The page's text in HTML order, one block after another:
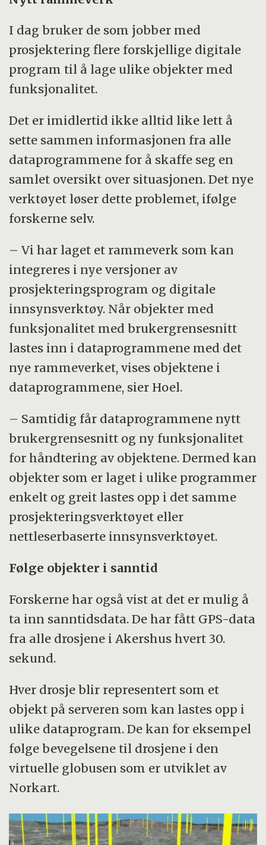
I dag bruker de som jobber med
prosjektering flere forskjellige digitale
program til å lage ulike objekter med
funksjonalitet.
Det er imidlertid ikke alltid like lett å
sette sammen informasjonen fra alle
dataprogrammene for å skaffe seg en
samlet oversikt over situasjonen. Det nye
verktøyet løser dette problemet, ifølge
forskerne selv.
– Vi har laget et rammeverk som kan
integreres i nye versjoner av
prosjekteringsprogram og digitale
innsynsverktøy. Når objekter med
funksjonalitet med brukergrensesnitt
lastes inn i dataprogrammene med det
nye rammeverket, vises objektene i
dataprogrammene, sier Hoel.
– Samtidig får dataprogrammene nytt
brukergrensesnitt og ny funksjonalitet
for håndtering av objektene. Dermed kan
objekter som er laget i ulike programmer
enkelt og greit lastes opp i det samme
prosjekteringsverktøyet eller
nettleserbaserte innsynsverktøyet.
Følge objekter i sanntid
Forskerne har også vist at det er mulig å
ta inn sanntidsdata. De har fått GPS-data
fra alle drosjene i Akershus hvert 30.
sekund.
Hver drosje blir representert som et
objekt på serveren som kan lastes opp i
ulike dataprogram. De kan for eksempel
følge bevegelsene til drosjene i den
virtuelle globusen som er utviklet av
Norkart.